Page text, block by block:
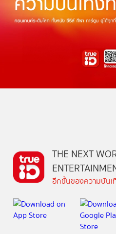
THE NEXT
อีกขั้นของความบันเ